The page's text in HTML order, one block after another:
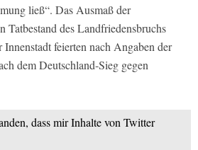
ließ“. Das Ausmaß der
Tatbestand des Landfriedensbruchs
feierten nach Angaben der
dem Deutschland-Sieg gegen
dass mir Inhalte von Twitter